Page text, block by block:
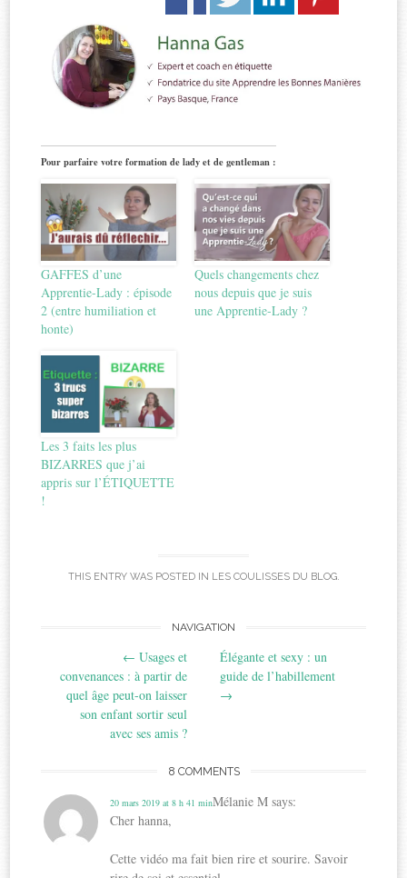
Pour parfaire votre formation de lady et de gentleman :
GAFFES d’une
Apprentie-Lady : épisode
2 (entre humiliation et
honte)
Quels changements chez
nous depuis que je suis
une Apprentie-Lady ?
Les 3 faits les plus
BIZARRES que j’ai
appris sur l’ÉTIQUETTE
!
THIS ENTRY WAS POSTED IN LES COULISSES DU BLOG.
navigation
NAVIGATION
← Usages et
convenances : à partir de
quel âge peut-on laisser
son enfant sortir seul
avec ses amis ?
Élégante et sexy : un
guide de l’habillement
→
8 COMMENTS
Mélanie M says:
20 mars 2019 at 8 h 41 min
Cher hanna,
Cette vidéo ma fait bien rire et sourire. Savoir